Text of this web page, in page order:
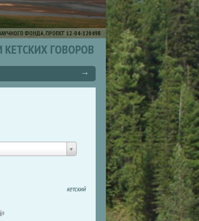
ФОНДА, ПРОЕКТ 12-04-12049В
КЕТСКИХ ГОВОРОВ
кетский